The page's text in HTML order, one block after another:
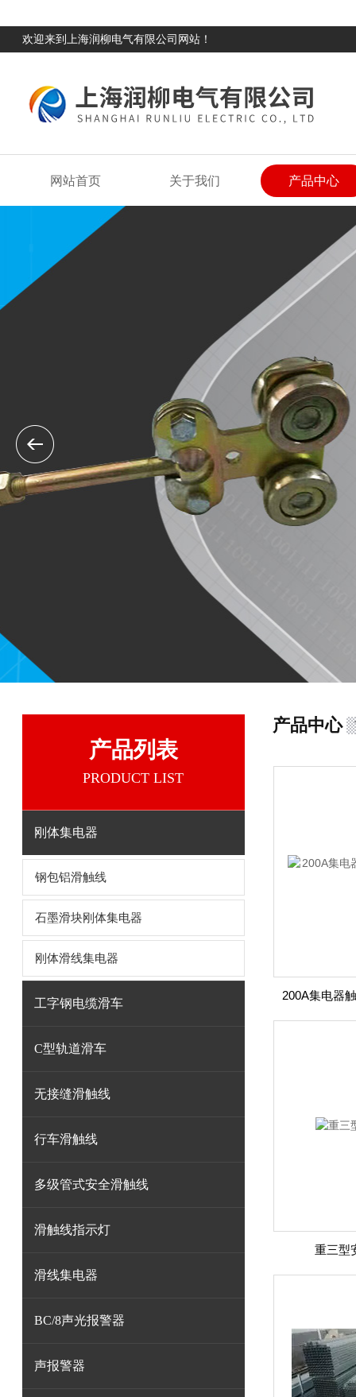
欢迎来到上海润柳电气有限公司网站！
网站首页 关于我们 产品中心
产品列表
PRODUCT LIST
刚体集电器
钢包铝滑触线
石墨滑块刚体集电器
刚体滑线集电器
工字钢电缆滑车
C型轨道滑车
无接缝滑触线
行车滑触线
多级管式安全滑触线
滑触线指示灯
滑线集电器
BC/8声光报警器
声报警器
产品中心
200A集电器
重三型